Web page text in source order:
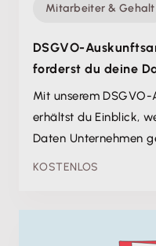
Mitarbeiter & Gehalt
DSGVO-
forderst du deine
Mit unserem
erhältst du Einblick,
Daten Unternehmen
KOSTENLOS